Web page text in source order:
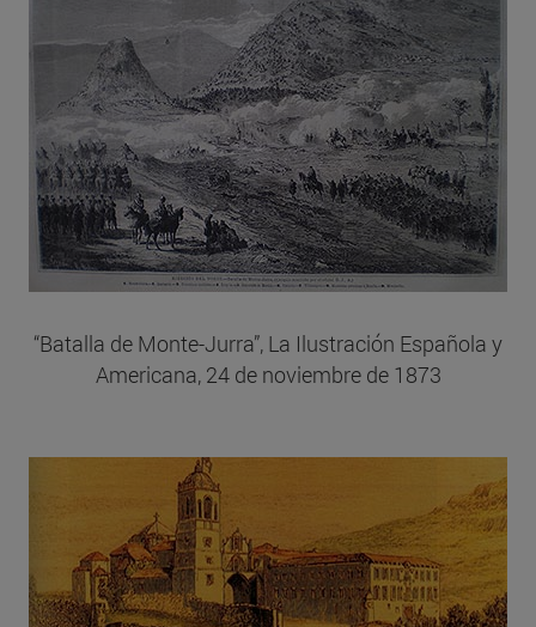
“Batalla de Monte-Jurra”, La Ilustración Española y
Americana, 24 de noviembre de 1873